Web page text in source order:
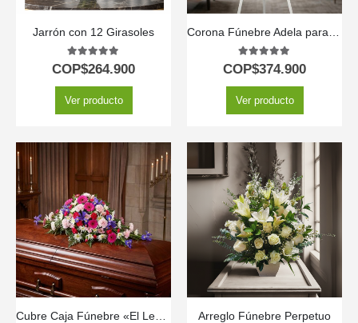
Jarrón con 12 Girasoles
5.00out of 5
COP$264.900
Ver producto
Corona Fúnebre Adela para Tanatorio y Condolencias 🕊️
5.00out of 5
COP$374.900
Ver producto
Cubre Caja Fúnebre «El Legado de Francisco» 🕊️ Arreglo Fúnebre Perpetuo